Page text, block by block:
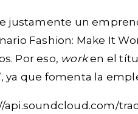
justamente un
Fashion: Make It
Por eso, worken el
ya que fomenta la